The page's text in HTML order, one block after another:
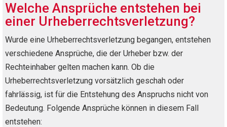
Welche Ansprüche entstehen bei
einer Urheberrechtsverletzung?
Wurde eine Urheberrechtsverletzung begangen, entstehen
verschiedene Ansprüche, die der Urheber bzw. der
Rechteinhaber gelten machen kann. Ob die
Urheberrechtsverletzung vorsätzlich geschah oder
fahrlässig, ist für die Entstehung des Anspruchs nicht von
Bedeutung. Folgende Ansprüche können in diesem Fall
entstehen: